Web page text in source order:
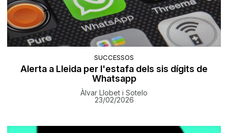
SUCCESSOS
Alerta a Lleida per l'estafa dels sis dígits de
Whatsapp
Àlvar Llobet i Sotelo
23/02/2026